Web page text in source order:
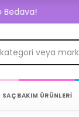
SAÇ BAKIM ÜRÜNLERİ